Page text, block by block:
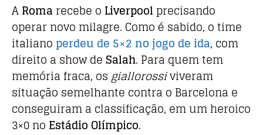
ARoma recebe o Liverpool precisando
operar novo milagre. Como é sabido, o time
italiano perdeu de 5×2 no jogo de ida, com
direito a show deSalah. Para quem tem
memória fraca, osgiallorossiviveram
situação semelhante contra o Barcelona e
conseguiram a classificação, em um heroico
3×0 no Estádio Olímpico.